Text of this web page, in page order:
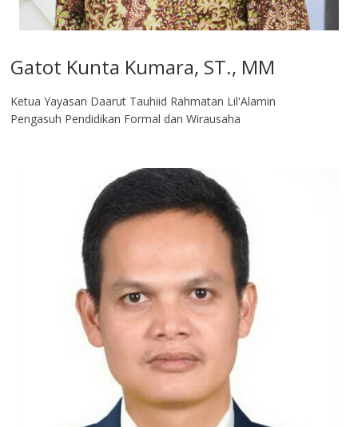
Gatot Kunta Kumara, ST., MM
Ketua Yayasan Daarut Tauhiid Rahmatan Lil'Alamin
Pengasuh Pendidikan Formal dan Wirausaha